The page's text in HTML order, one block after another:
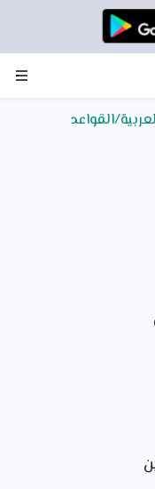
القواعد